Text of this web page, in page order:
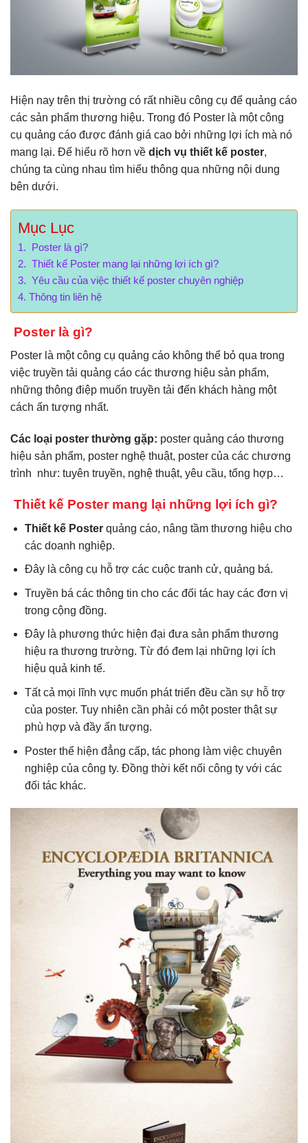
Hiện nay trên thị trường có rất nhiều công cụ để quảng cáo
các sản phẩm thương hiệu. Trong đó Poster là một công
cụ quảng cáo được đánh giá cao bởi những lợi ích mà nó
mang lại. Để hiểu rõ hơn về dịch vụ thiết kế poster,
chúng ta cùng nhau tìm hiểu thông qua những nội dung
bên dưới.
Mục Lục
Poster là gì?
Thiết kế Poster mang lại những lợi ích gì?
Yêu cầu của việc thiết kế poster chuyên nghiệp
Thông tin liên hệ
Poster là gì?
Poster là một công cụ quảng cáo không thể bỏ qua trong
việc truyền tải quảng cáo các thương hiệu sản phẩm,
những thông điệp muốn truyền tải đến khách hàng một
cách ấn tượng nhất.
Các loại poster thường gặp: poster quảng cáo thương
hiệu sản phẩm, poster nghệ thuật, poster của các chương
trình như: tuyên truyền, nghệ thuật, yêu cầu, tổng hợp…
Thiết kế Poster mang lại những lợi ích gì?
Thiết kế Posterquảng cáo, nâng tầm thương hiệu cho
các doanh nghiệp.
Đây là công cụ hỗ trợ các cuộc tranh cử, quảng bá.
Truyền bá các thông tin cho các đối tác hay các đơn vị
trong cộng đồng.
Đây là phương thức hiện đại đưa sản phẩm thương
hiệu ra thương trường. Từ đó đem lại những lợi ích
hiệu quả kinh tế.
Tất cả mọi lĩnh vực muốn phát triển đều cần sự hỗ trợ
của poster. Tuy nhiên cần phải có một poster thật sự
phù hợp và đầy ấn tượng.
Poster thể hiện đẳng cấp, tác phong làm việc chuyên
nghiệp của công ty. Đồng thời kết nối công ty với các
đối tác khác.